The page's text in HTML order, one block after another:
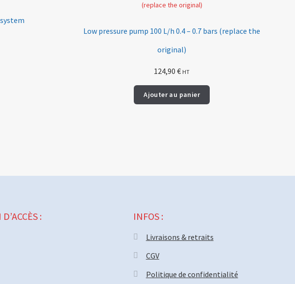
Low pressure pump 100 L/h 0.4 – 0.7 bars (replace the
original)
124,90€ HT
Ajouter au panier
: INFOS :
Livraisons & retraits
CGV
Politique de confidentialité